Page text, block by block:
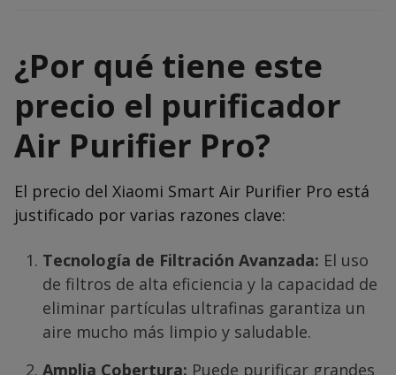
¿Por qué tiene este
precio el purificador
Air Purifier Pro?
El precio del Xiaomi Smart Air Purifier Pro está
justificado por varias razones clave:
Tecnología de Filtración Avanzada: El uso
de filtros de alta eficiencia y la capacidad de
eliminar partículas ultrafinas garantiza un
aire mucho más limpio y saludable.
Amplia Cobertura: Puede purificar grandes